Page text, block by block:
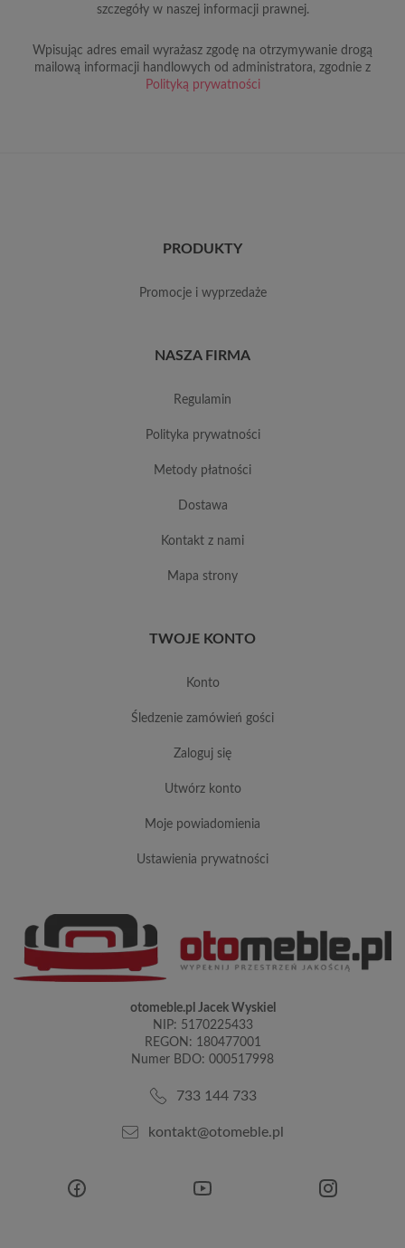
szczegóły w naszej informacji prawnej.
Wpisując adres email wyrażasz zgodę na otrzymywanie drogą
mailową informacji handlowych od administratora, zgodnie z
Polityką prywatności
PRODUKTY
promocje i wyprzedaże
NASZA FIRMA
regulamin
polityka prywatności
metody płatności
dostawa
kontakt z nami
mapa strony
TWOJE KONTO
konto
śledzenie zamówień gości
zaloguj się
utwórz konto
moje powiadomienia
ustawienia prywatności
otomeble.pl Jacek Wyskiel
NIP: 5170225433
REGON: 180477001
Numer BDO: 000517998
733 144 733
kontakt@otomeble.pl